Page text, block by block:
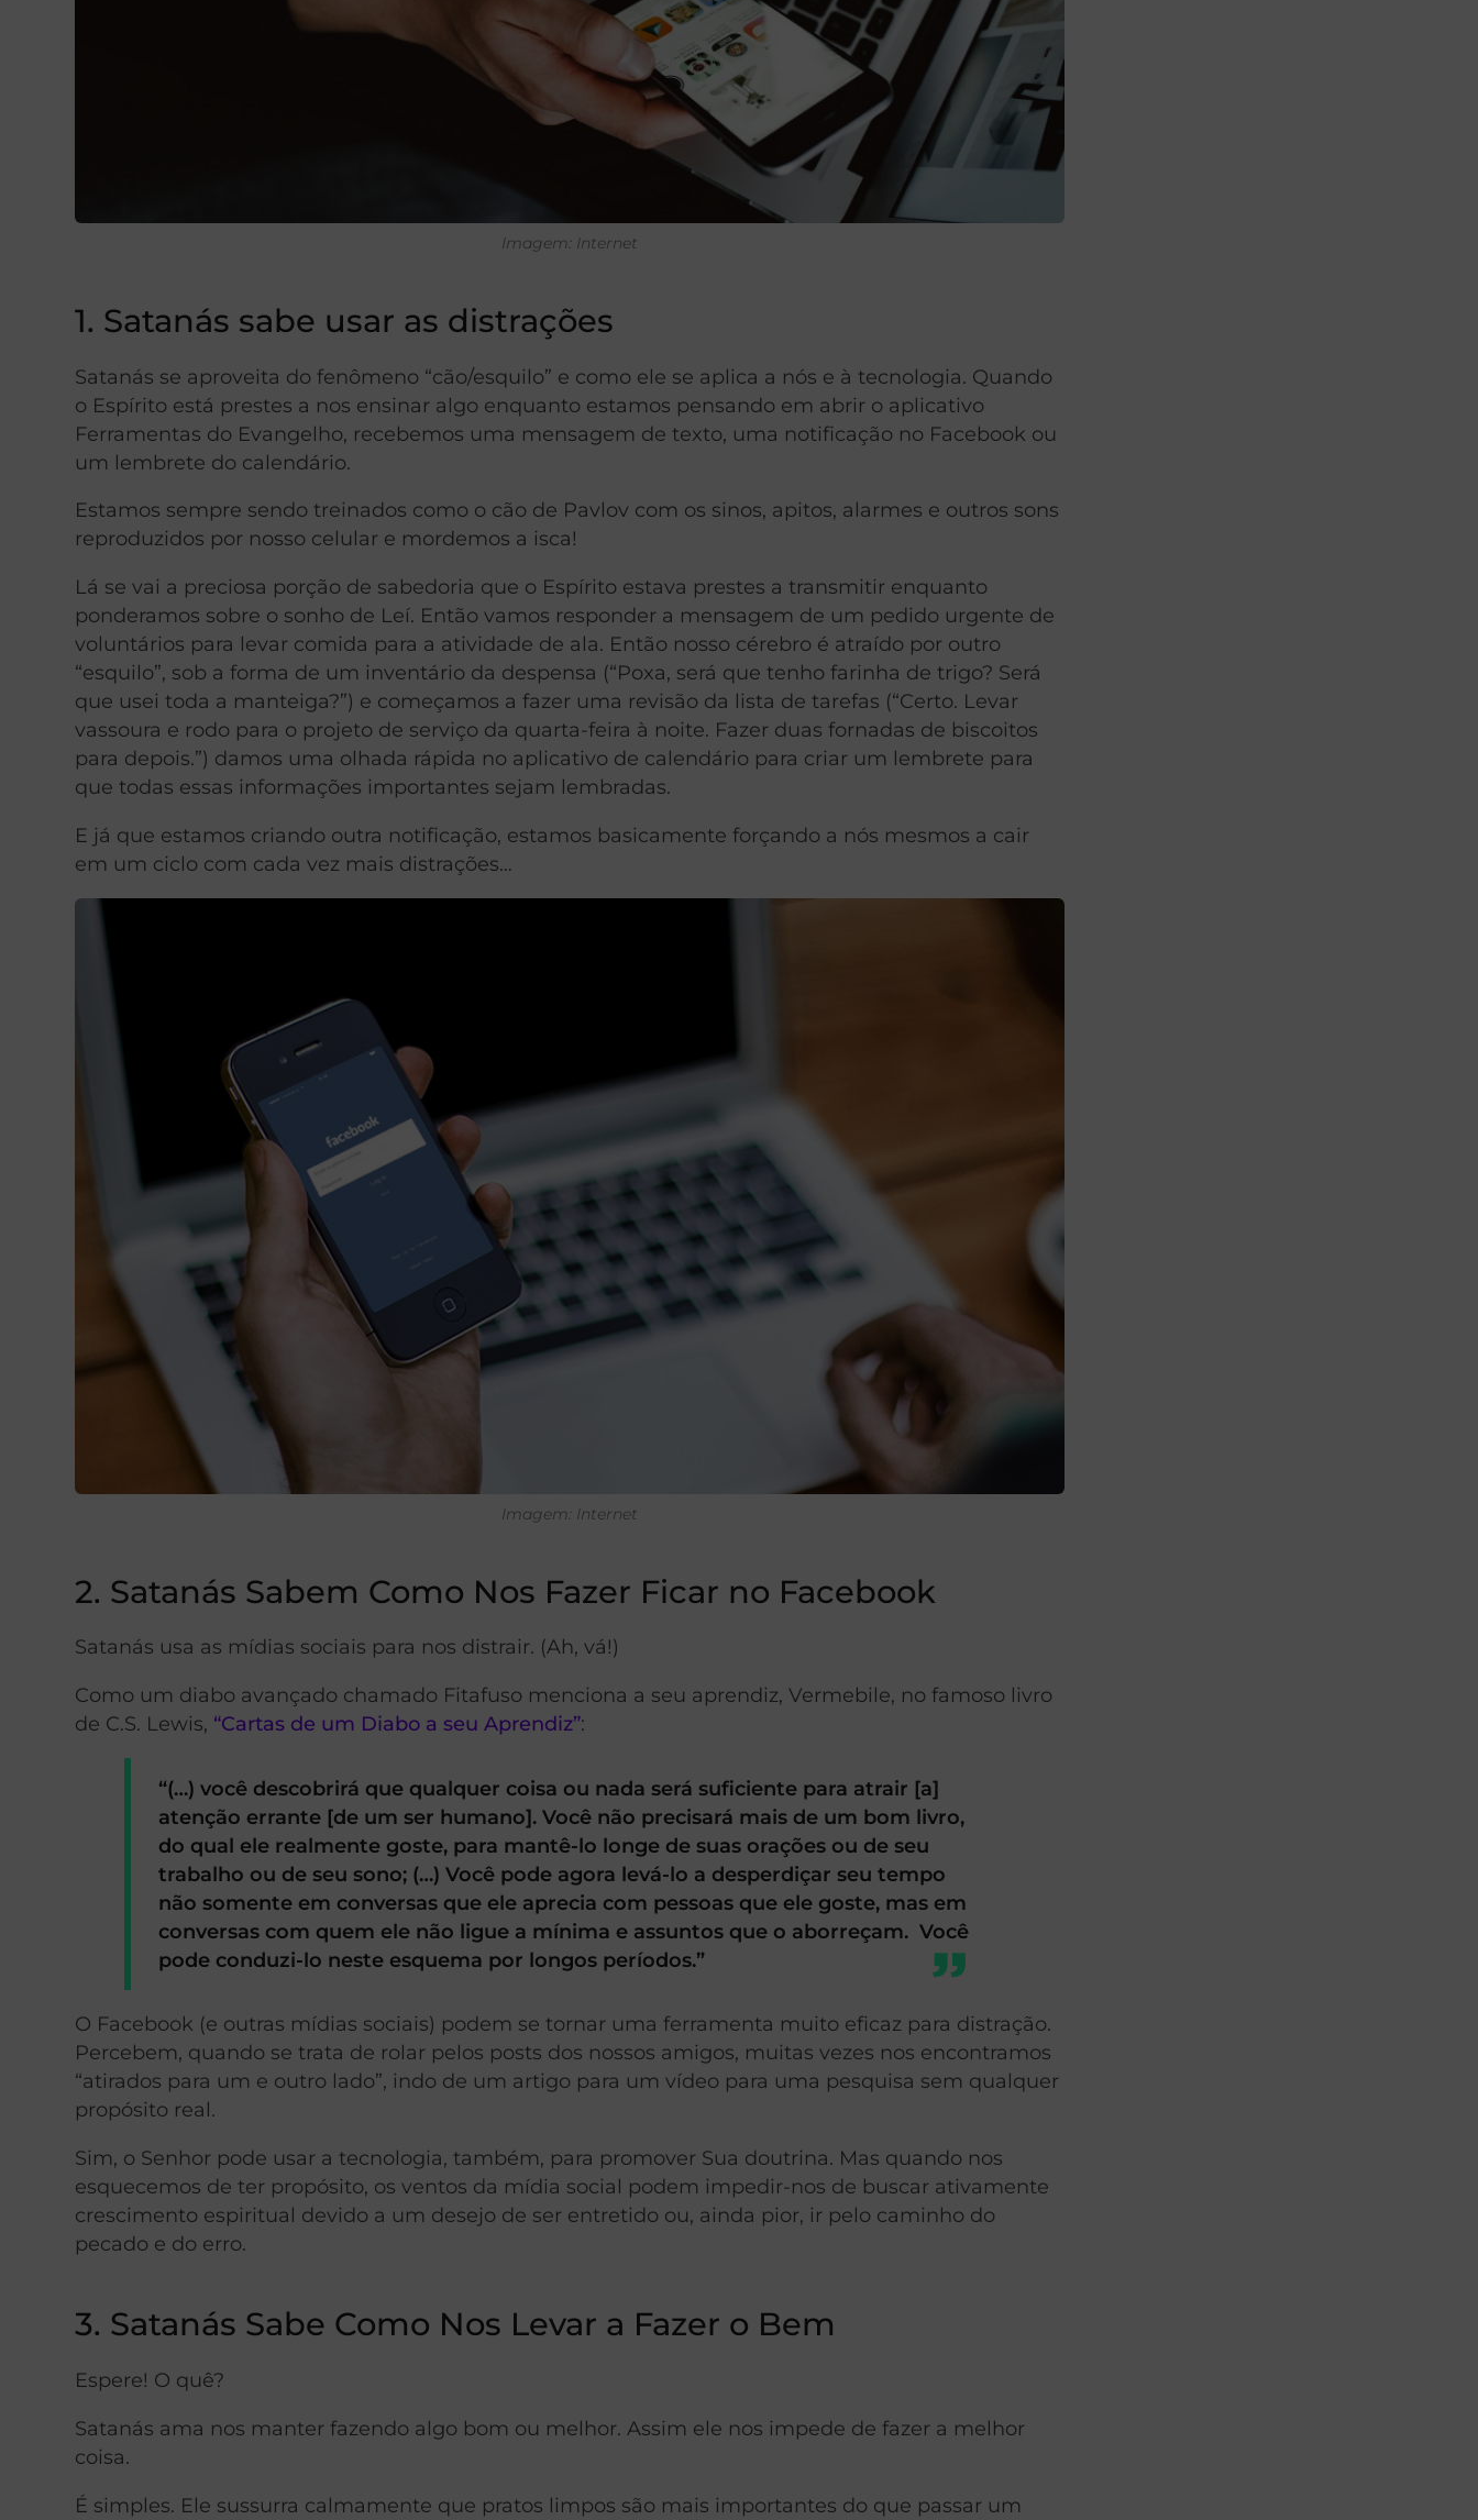
Imagem: Internet
1. Satanás sabe usar as distrações
Satanás se aproveita do fenômeno “cão/esquilo” e como ele se aplica a nós e à tecnologia. Quando
o Espírito está prestes a nos ensinar algo enquanto estamos pensando em abrir o aplicativo
Ferramentas do Evangelho, recebemos uma mensagem de texto, uma notificação no Facebook ou
um lembrete do calendário.
Estamos sempre sendo treinados como o cão de Pavlov com os sinos, apitos, alarmes e outros sons
reproduzidos por nosso celular e mordemos a isca!
Lá se vai a preciosa porção de sabedoria que o Espírito estava prestes a transmitir enquanto
ponderamos sobre o sonho de Leí. Então vamos responder a mensagem de um pedido urgente de
voluntários para levar comida para a atividade de ala. Então nosso cérebro é atraído por outro
“esquilo”, sob a forma de um inventário da despensa (“Poxa, será que tenho farinha de trigo? Será
que usei toda a manteiga?”) e começamos a fazer uma revisão da lista de tarefas (“Certo. Levar
vassoura e rodo para o projeto de serviço da quarta-feira à noite. Fazer duas fornadas de biscoitos
para depois.”) damos uma olhada rápida no aplicativo de calendário para criar um lembrete para
que todas essas informações importantes sejam lembradas.
E já que estamos criando outra notificação, estamos basicamente forçando a nós mesmos a cair
em um ciclo com cada vez mais distrações…
Imagem: Internet
2. Satanás Sabem Como Nos Fazer Ficar no Facebook
Satanás usa as mídias sociais para nos distrair. (Ah, vá!)
Como um diabo avançado chamado Fitafuso menciona a seu aprendiz, Vermebile, no famoso livro
de C.S. Lewis, “Cartas de um Diabo a seu Aprendiz”:
“(…) você descobrirá que qualquer coisa ou nada será suficiente para atrair [a]
atenção errante [de um ser humano]. Você não precisará mais de um bom livro,
do qual ele realmente goste, para mantê-lo longe de suas orações ou de seu
trabalho ou de seu sono; (…) Você pode agora levá-lo a desperdiçar seu tempo
não somente em conversas que ele aprecia com pessoas que ele goste, mas em
conversas com quem ele não ligue a mínima e assuntos que o aborreçam. Você
pode conduzi-lo neste esquema por longos períodos.”
O Facebook (e outras mídias sociais) podem se tornar uma ferramenta muito eficaz para distração.
Percebem, quando se trata de rolar pelos posts dos nossos amigos, muitas vezes nos encontramos
“atirados para um e outro lado”, indo de um artigo para um vídeo para uma pesquisa sem qualquer
propósito real.
Sim, o Senhor pode usar a tecnologia, também, para promover Sua doutrina. Mas quando nos
esquecemos de ter propósito, os ventos da mídia social podem impedir-nos de buscar ativamente
crescimento espiritual devido a um desejo de ser entretido ou, ainda pior, ir pelo caminho do
pecado e do erro.
3. Satanás Sabe Como Nos Levar a Fazer o Bem
Espere! O quê?
Satanás ama nos manter fazendo algo bom ou melhor. Assim ele nos impede de fazer a melhor
coisa.
É simples. Ele sussurra calmamente que pratos limpos são mais importantes do que passar um